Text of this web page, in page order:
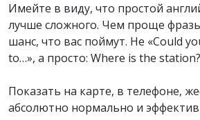
Имейте в виду, что простой
лучше сложного. Чем проще
шанс, что вас поймут. Не «Could
to…», а просто: Where is the station?
Показать на карте, в телефоне,
абсолютно нормально и